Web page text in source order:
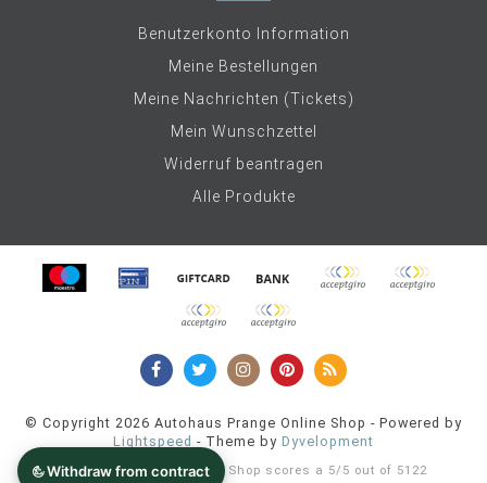
Benutzerkonto Information
Meine Bestellungen
Meine Nachrichten (Tickets)
Mein Wunschzettel
Widerruf beantragen
Alle Produkte
© Copyright 2026 Autohaus Prange Online Shop - Powered by
Lightspeed - Theme by Dyvelopment
Autohaus Prange Online Shop scores a 5/ 5 out of 5122